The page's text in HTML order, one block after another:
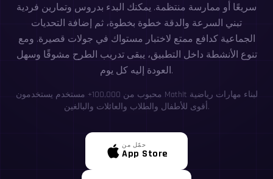
سريعًا أو ممارسة منتظمة. يمكنك البدء بدروس وتمارين فردية
تبني السرعة والدقة خطوة بخطوة، ثم إضافة التحديات
الجماعية كدافع ممتع لاختبار مستواك في جولات قصيرة. ومع
تنوع الأنشطة داخل التطبيق، يبقى تدريب الطرح مشوقًا وسهل
العودة إليه كل يوم.
محبوب من 100,000+ مستخدم يستخدمون MathIt لبناء مهارات رياضية
أقوى للأطفال والطلاب والعائلات والبالغين.
حمّل من
App Store